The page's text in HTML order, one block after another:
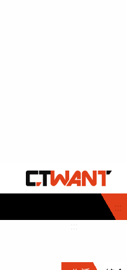
:::
社會首頁
時事
調查